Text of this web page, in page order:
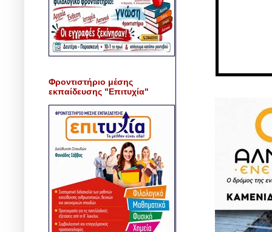
Φροντιστήριο μέσης
εκπαίδευσης "Επιτυχία"